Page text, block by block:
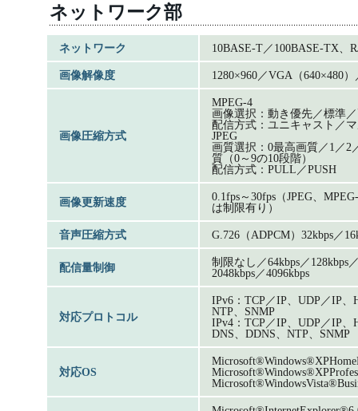
ネットワーク部
ネットワーク 10BASE-T／100BASE-TX、
画像解像度 1280×960／VGA（640×480
画像圧縮方式
MPEG-4
画像選択：動き優先／標準
配信方式：ユニキャスト／
JPEG
画質選択：0最高画質／1／2
質（0～9の10段階）
配信方式：PULL／PUSH
画像更新速度
0.1fps～30fps（JPEG、
は制限有り）
音声圧縮方式 G.726（ADPCM）32kbps／
配信量制御
制限なし／64kbps／128kbps
2048kbps／4096kbps
対応プロトコル
IPv6：TCP／IP、UDP／IP、
NTP、SNMP
IPv4：TCP／IP、UDP／IP、
DNS、DDNS、NTP、SNMP
対応OS